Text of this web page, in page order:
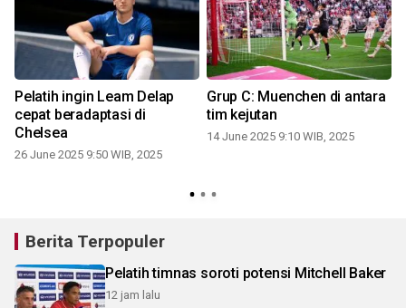
Pelatih ingin Leam Delap
cepat beradaptasi di
Chelsea
26 June 2025 9:50 WIB, 2025
Grup C: Muenchen di antara
tim kejutan
14 June 2025 9:10 WIB, 2025
Berita Terpopuler
Pelatih timnas soroti potensi Mitchell Baker
12 jam lalu